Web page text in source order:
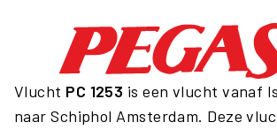
Vlucht PC 1253 is een vlucht vanaf
naar Schiphol Amsterdam. Deze